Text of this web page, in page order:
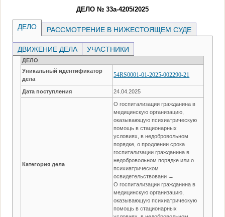
ДЕЛО № 33а-4205/2025
ДЕЛО РАССМОТРЕНИЕ В НИЖЕСТОЯЩЕМ СУДЕ
ДВИЖЕНИЕ ДЕЛА УЧАСТНИКИ
ДЕЛО
Уникальный идентификатор
дела
54RS0001-01-2025-002290-21
Дата поступления 24.04.2025
Категория дела
О госпитализации гражданина в
медицинскую организацию,
оказывающую психиатрическую
помощь в стационарных
условиях, в недобровольном
порядке, о продлении срока
госпитализации гражданина в
недобровольном порядке или о
психиатрическом
освидетельствовани →
О госпитализации гражданина в
медицинскую организацию,
оказывающую психиатрическую
помощь в стационарных